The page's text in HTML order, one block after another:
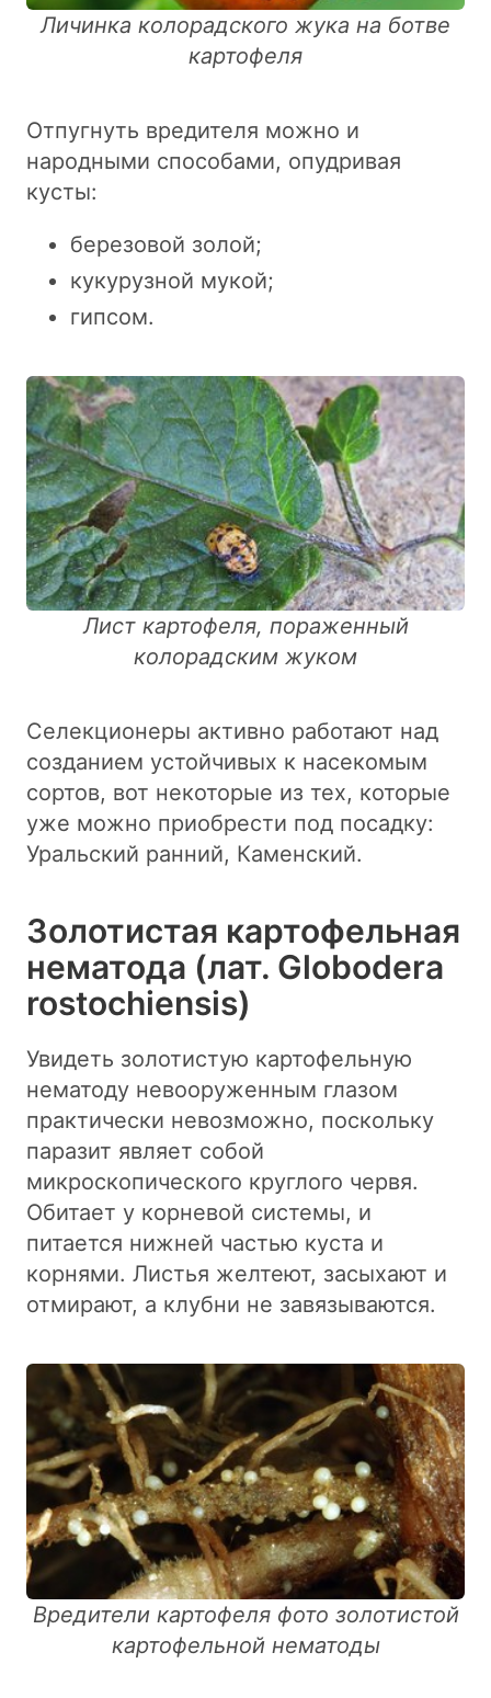
Личинка колорадского жука на ботве
картофеля
Отпугнуть вредителя можно и
народными способами, опудривая
кусты:
березовой золой;
кукурузной мукой;
гипсом.
Лист картофеля, пораженный
колорадским жуком
Селекционеры активно работают над
созданием устойчивых к насекомым
сортов, вот некоторые из тех, которые
уже можно приобрести под посадку:
Уральский ранний, Каменский.
Золотистая картофельная
нематода (лат. Globodera
rostochiensis)
Увидеть золотистую картофельную
нематоду невооруженным глазом
практически невозможно, поскольку
паразит являет собой
микроскопического круглого червя.
Обитает у корневой системы, и
питается нижней частью куста и
корнями. Листья желтеют, засыхают и
отмирают, а клубни не завязываются.
Вредители картофеля фото золотистой
картофельной нематоды